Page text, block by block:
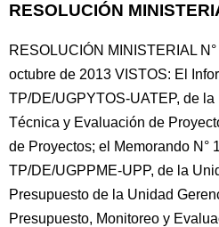
RESOLUCIÓN
RESOLUCIÓN MINISTERIAL
octubre de 2013 VISTOS: El
TP/DE/UGPYTOS-UATEP, de
Técnica y Evaluación de
de Proyectos; el Memorando N°
TP/DE/UGPPME-UPP, de la
Presupuesto de la Unidad
Presupuesto, Monitoreo y